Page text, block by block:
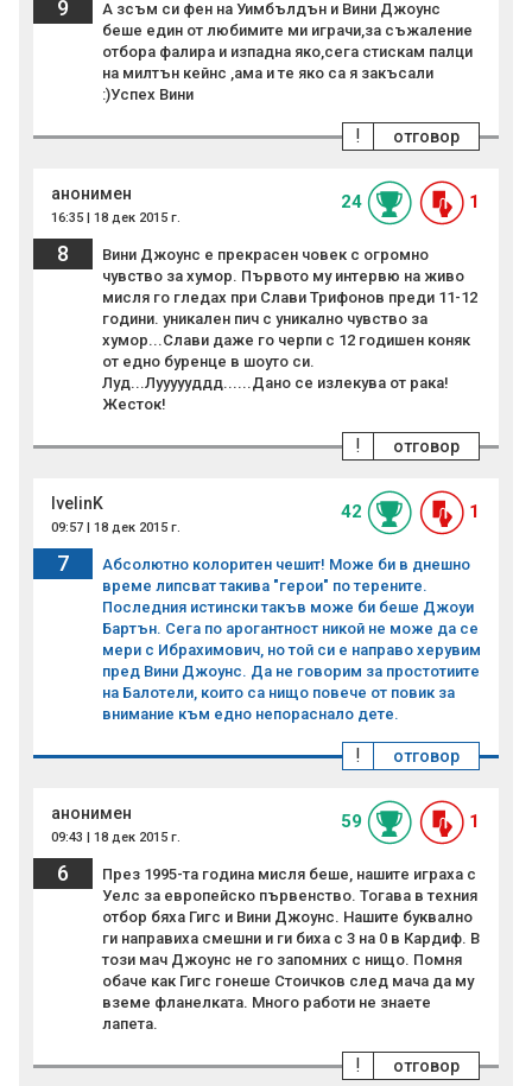
9
А зсъм си фен на Уимбълдън и Вини Джоунс
беше един от любимите ми играчи,за съжаление
отбора фалира и изпадна яко,сега стискам палци
на милтън кейнс ,ама и те яко са я закъсали
:)Успех Вини
отговор
!
анонимен
16:35 | 18 дек 2015 г.
24 1
8
Вини Джоунс е прекрасен човек с огромно
чувство за хумор. Първото му интервю на живо
мисля го гледах при Слави Трифонов преди 11-12
години. уникален пич с уникално чувство за
хумор...Слави даже го черпи с 12 годишен коняк
от едно буренце в шоуто си.
Луд...Луууууддд......Дано се излекува от рака!
Жесток!
отговор
!
IvelinK
09:57 | 18 дек 2015 г.
42 1
7
Абсолютно колоритен чешит! Може би в днешно
време липсват такива "герои" по терените.
Последния истински такъв може би беше Джоуи
Бартън. Сега по арогантност никой не може да се
мери с Ибрахимович, но той си е направо херувим
пред Вини Джоунс. Да не говорим за простотиите
на Балотели, които са нищо повече от повик за
внимание към едно непораснало дете.
отговор
!
анонимен
09:43 | 18 дек 2015 г.
59 1
6
През 1995-та година мисля беше, нашите играха с
Уелс за европейско първенство. Тогава в техния
отбор бяха Гигс и Вини Джоунс. Нашите буквално
ги направиха смешни и ги биха с 3 на 0 в Кардиф. В
този мач Джоунс не го запомних с нищо. Помня
обаче как Гигс гонеше Стоичков след мача да му
вземе фланелката. Много работи не знаете
лапета.
отговор
!